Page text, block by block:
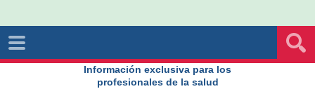
Información exclusiva para los
profesionales de la salud